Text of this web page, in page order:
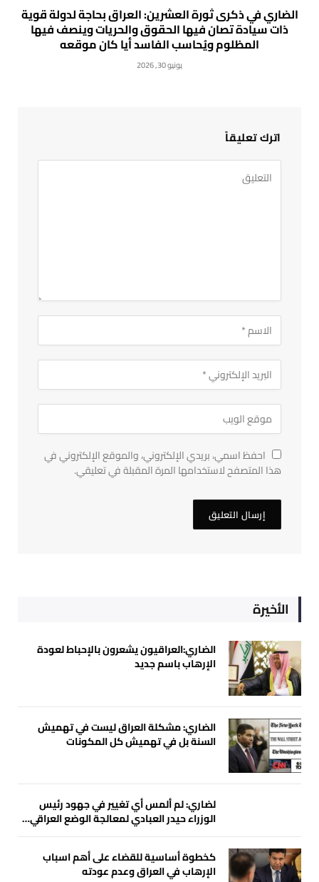
الضاري في ذكرى ثورة العشرين: العراق بحاجة لدولة قوية
ذات سيادة تصان فيها الحقوق والحريات وينصف فيها
المظلوم ويُحاسب الفاسد أيا كان موقعه
يونيو 30, 2026
اترك تعليقاً
احفظ اسمي، بريدي الإلكتروني، والموقع الإلكتروني في
هذا المتصفح لاستخدامها المرة المقبلة في تعليقي.
الأخيرة
الضاري:العراقيون يشعرون بالإحباط لعودة
الإرهاب باسم جديد
الضاري: مشكلة العراق ليست في تهميش
السنة بل في تهميش كل المكونات
لضاري: لم ألمس أي تغيير في جهود رئيس
الوزراء حيدر العبادي لمعالجة الوضع العراقي…
كخطوة أساسية للقضاء على أهم اسباب
الإرهاب في العراق وعدم عودته